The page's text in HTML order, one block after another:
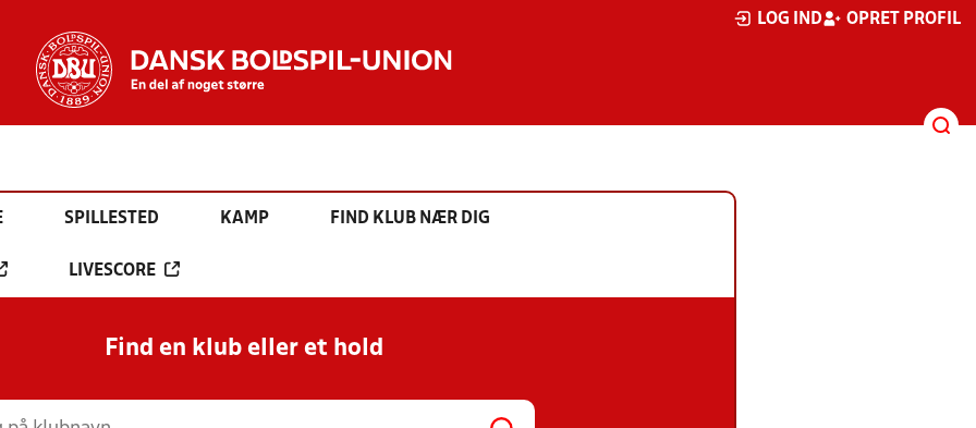
LOG IND OPRET PROFIL
SPILLESTED KAMP FIND KLUB NÆR DIG
LIVESCORE
Find en klub eller et hold